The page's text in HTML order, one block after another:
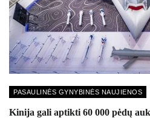
PASAULINĖS GYNYBINĖS NAUJIENOS
Kinija gali aptikti 60 000 pėdų